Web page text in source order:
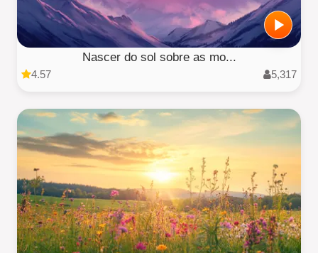
Nascer do sol sobre as mo...
4.57 5,317